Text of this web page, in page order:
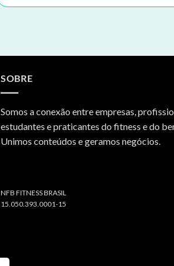
SOBRE
Somos a conexão entre empresas,
estudantes e praticantes do fitness e do
Unimos conteúdos e geramos negócios.
NFB FITNESS BRASIL
15.050.393.0001-15